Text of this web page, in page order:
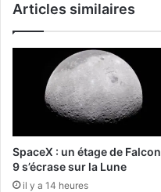
Articles similaires
SpaceX : un étage de Falcon
9 s’écrase sur la Lune
il y a 14 heures